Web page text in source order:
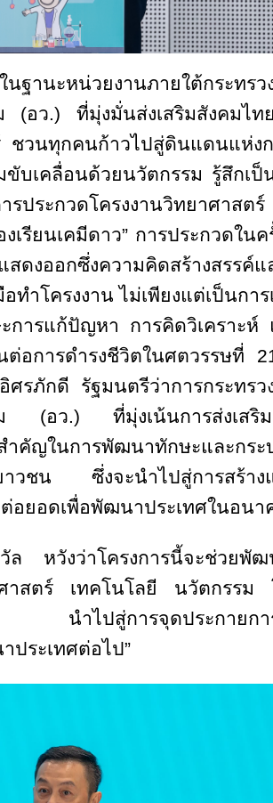
นฐานะหน่วยงานภายใต้กระทรว
อว.) ที่มุ่งมั่นส่งเสริมสังคมไท
ชวนทุกคนก้าวไปสู่ดินแดนแห่ง
บเคลื่อนด้วยนวัตกรรม รู้สึกเป็น
รประกวดโครงงานวิทยาศาสต
เรียนเคมีดาว” การประกวดใน
ดงออกซึ่งความคิดสร้างสรรค์แ
ทำโครงงาน ไม่เพียงแต่เป็นกา
การแก้ปัญหา การคิดวิเคราะห์
อการดำรงชีวิตในศตวรรษที่
รภักดี รัฐมนตรีว่าการกระทรว
(อว.) ที่มุ่งเน้นการส่งเสริมก
ญในการพัฒนาทักษะและกระ
าวชน ซึ่งจะนำไปสู่การสร้างแ
อยอดเพื่อพัฒนาประเทศในอนา
ล หวังว่าโครงการนี้จะช่วยพัฒ
าสตร์ เทคโนโลยี นวัตกรรม
น นำไปสู่การจุดประกายการ
ระเทศต่อไป”